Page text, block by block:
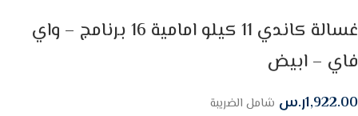
غسالة كاندي 11 كيلو امامية 16 برنامج – واي
فاي – ابيض
1,922.00ر.س شامل الضريبة